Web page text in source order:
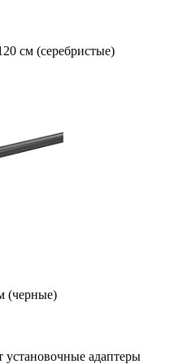
см (серебристые)
(черные)
установочные адаптеры